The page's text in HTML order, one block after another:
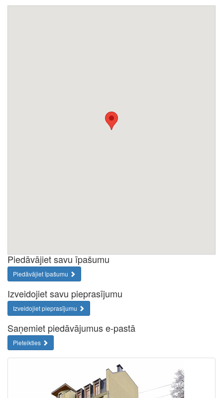
Piedāvājiet savu īpašumu
Piedāvājiet īpašumu
Izveidojiet savu pieprasījumu
Izveidojiet pieprasījumu
Saņemiet piedāvājumus e-pastā
Pieteikties